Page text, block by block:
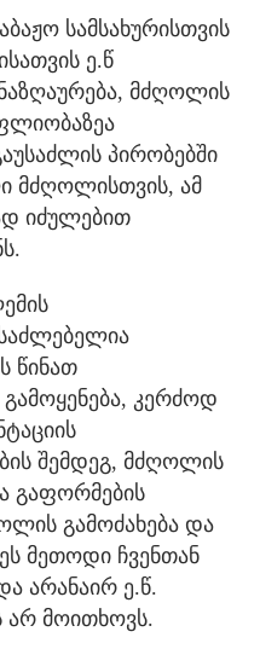
სამსახურისთვის
ე.წ
მძღოლის
პირობებში
მძღოლისთვის, ამ
იძულებით
წინათ
კერძოდ
შემდეგ, მძღოლის
გაფორმების
გამოძახება და
მეთოდი ჩვენთან
არანაირ ე.წ.
არ მოითხოვს.